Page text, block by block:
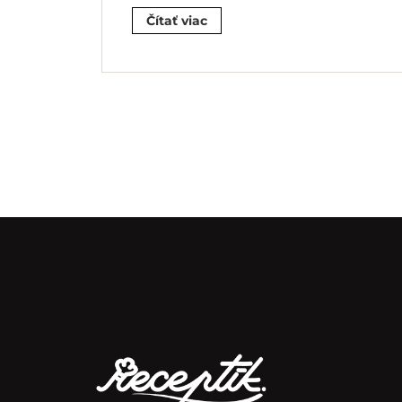
Čítať viac